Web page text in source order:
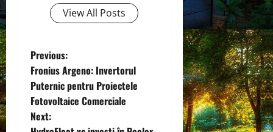
View All Posts
P
o
s
Previous:
Fronius Argeno: Invertorul
Puternic pentru Proiectele
Fotovoltaice Comerciale
Next: